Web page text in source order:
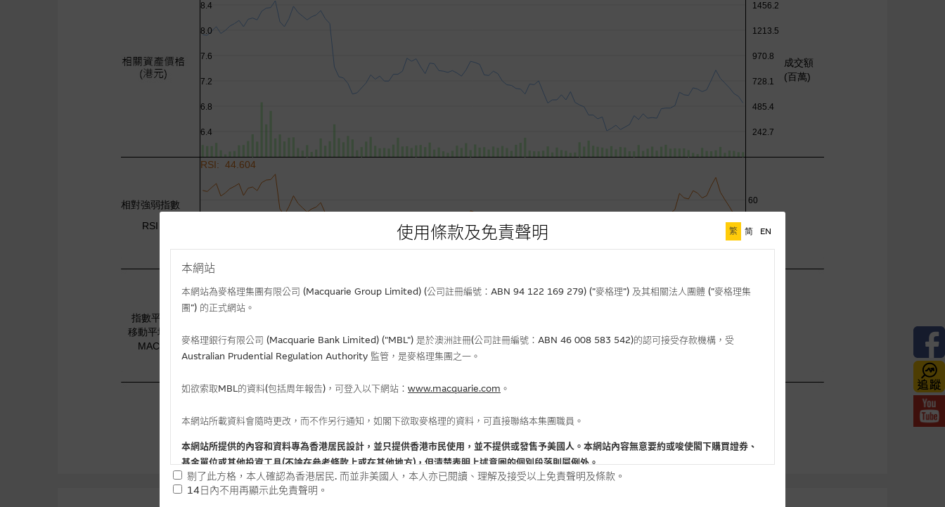
使用條款及免責聲明 繁 简 EN
本網站
本網站為麥格理集團有限公司 (Macquarie Group Limited) (公司註冊編號：ABN 94 122 169 279) (”麥格理”) 及其相關法人團體 (”麥格理集
團”) 的正式網站。
麥格理銀行有限公司 (Macquarie Bank Limited) ("MBL") 是於澳洲註冊(公司註冊編號：ABN 46 008 583 542)的認可接受存款機構，受
Australian Prudential Regulation Authority 監管，是麥格理集團之一。
如欲索取MBL的資料(包括周年報告)，可登入以下網站： www.macquarie.com 。
本網站所載資料會隨時更改，而不作另行通知，如閣下欲取麥格理的資料，可直接聯絡本集團職員。
本網站所提供的內容和資料專為香港居民設計，並只提供香港市民使用，並不提供或發售予美國人。本網站內容無意要約或唆使閣下購買證券、
基金單位或其他投資工具(不論在參考條款上或在其他地方)，但清楚表明上述意圖的個別段落則屬例外。
剔了此方格，本人確認為香港居民. 而並非美國人，本人亦已閱讀、理解及接受以上免責聲明及條款。
14日內不用再顯示此免責聲明。